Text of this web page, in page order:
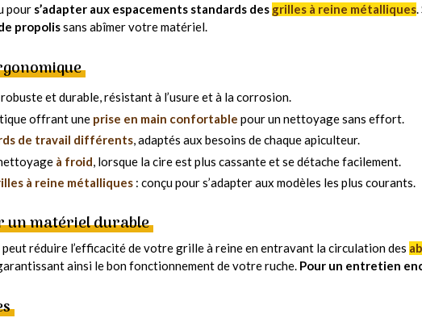
pour s’adapter aux espacements standards des grilles à reine métalliques.
propolissans abîmer votre matériel.
et durable, résistant à l’usure et à la corrosion.
offrant une prise en main confortable pour un nettoyage sans effort.
de travail différents, adaptés aux besoins de chaque apiculteur.
à froid, lorsque la cire est plus cassante et se détache facilement.
à reine métalliques : conçu pour s’adapter aux modèles les plus courants.
un matériel durable
peut réduire l’efficacité de votre grille à reine en entravant la circulation des
ainsi le bon fonctionnement de votre ruche. Pour un entretien